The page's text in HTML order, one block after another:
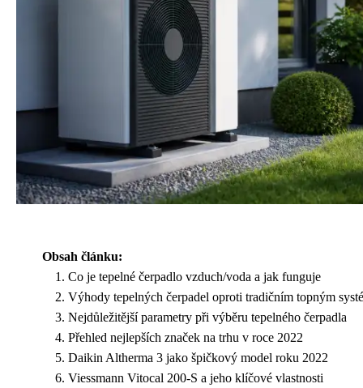
Obsah článku:
Co je tepelné čerpadlo vzduch/voda a jak funguje
Výhody tepelných čerpadel oproti tradičním topným
Nejdůležitější parametry při výběru tepelného čerpadla
Přehled nejlepších značek na trhu v roce 2022
Daikin Altherma 3 jako špičkový model roku 2022
Viessmann Vitocal 200-S a jeho klíčové vlastnosti